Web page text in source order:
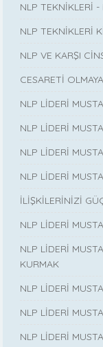
NLP TEKNİKLERİ
NLP TEKNİKLERİ
NLP VE KARŞI
CESARETİ
NLP LİDERİ
NLP LİDERİ
NLP LİDERİ
NLP LİDERİ
İLİŞKİLERİNİZİ
NLP LİDERİ
NLP LİDERİ
KURMAK
NLP LİDERİ
NLP LİDERİ
NLP LİDERİ